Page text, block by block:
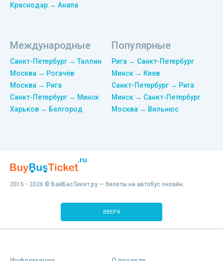
Краснодар → Анапа
Международные
Санкт-Петербург → Таллин
Москва → Рогачёв
Москва → Рига
Санкт-Петербург → Минск
Харьков → Белгород
Популярные
Рига → Санкт-Петербург
Минск → Киев
Санкт-Петербург → Рига
Минск → Санкт-Петербург
Москва → Вильнюс
2015 - 2026 © БайБасТикет.ру — билеты на автобус онлайн.
ВВЕРХ